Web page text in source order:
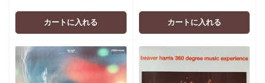
価
カートに入れる
価
カートに入れる